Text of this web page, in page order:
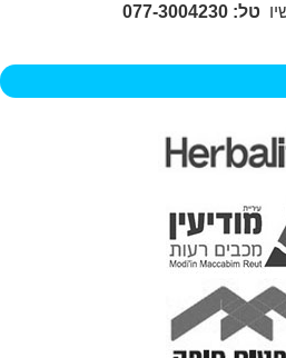
טל: 077-3004230